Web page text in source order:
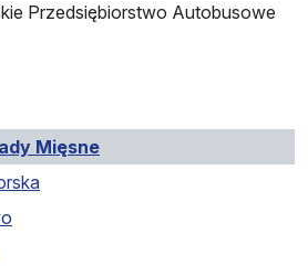
Przedsiębiorstwo Autobusowe
Travel time between stops
Mięsne(current stop)